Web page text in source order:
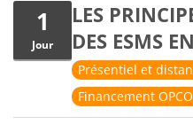
1
Jour
LES
DES ESMS
Présentiel et
Financement